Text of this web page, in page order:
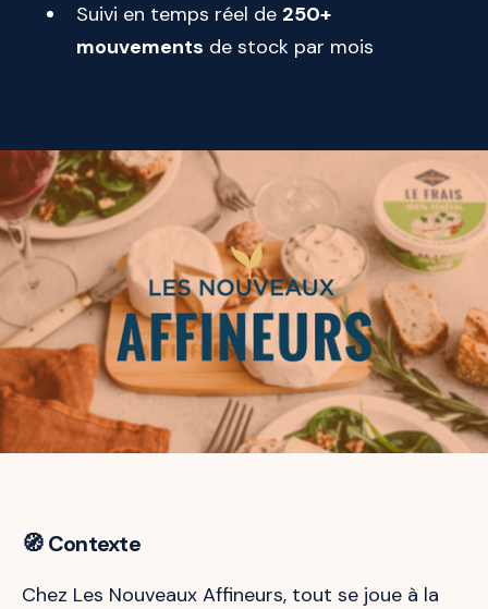
Suivi en temps réel de 250+
mouvements de stock par mois
🧭 Contexte
Chez Les Nouveaux Affineurs, tout se joue à la